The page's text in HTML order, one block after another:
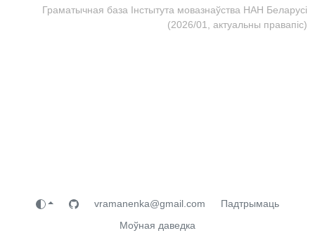
Граматычная база Інстытута мовазнаўства НАН Беларусі
(2026/01, актуальны правапіс)
vramanenka@gmail.com
Падтрымаць
Моўная даведка